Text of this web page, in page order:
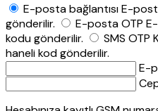
E-posta bağlantısıE-
gönderilir.
E-posta OTP
kodu gönderilir.
SMS OTP
haneli kod gönderilir.
E-